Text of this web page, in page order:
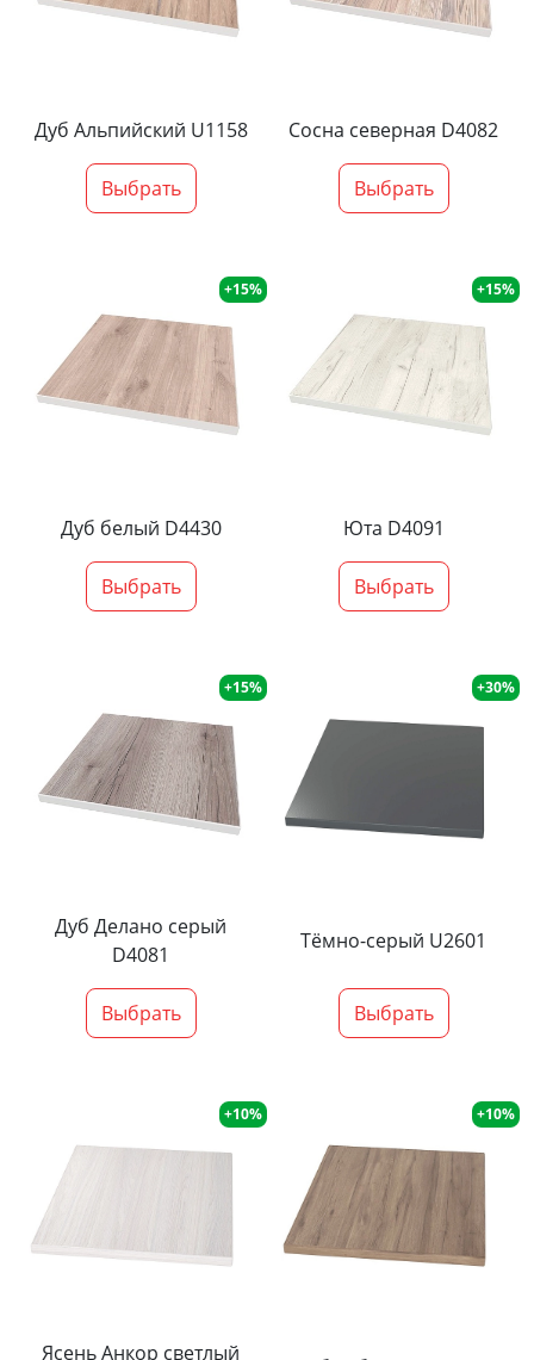
Дуб Альпийский U1158
Выбрать
Сосна северная D4082
Выбрать
+15%
Дуб белый D4430
Выбрать
+15%
Юта D4091
Выбрать
+15%
Дуб Делано серый
D4081
Выбрать
+30%
Тёмно-серый U2601
Выбрать
+10%
Ясень Анкор светлый
+10%